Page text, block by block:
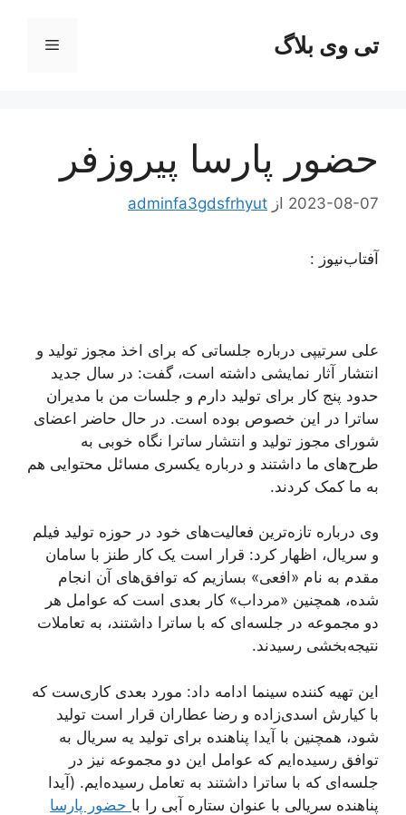
محتواتی وی بلاگ فهرست
حضور پارسا پیروزفر
2023-08-07 از adminfa3gdsfrhyut
آفتاب‌‌نیوز :
علی سرتیپی درباره جلساتی که برای اخذ مجوز تولید و
انتشار آثار نمایشی داشته است، گفت: در سال جدید
حدود پنج کار برای تولید دارم و جلسات من با مدیران
ساترا در این خصوص بوده است. در حال حاضر اعضای
شورای مجوز تولید و انتشار ساترا نگاه خوبی به
طرح‌های ما داشتند و درباره یکسری مسائل محتوایی هم
به ما کمک کردند.
وی درباره تازه‌ترین فعالیت‌های خود در حوزه تولید فیلم
و سریال، اظهار کرد: قرار است یک کار طنز با سامان
مقدم به نام «افعی» بسازیم که توافق‌های آن انجام
شده، همچنین «مرداب» کار بعدی است که عوامل هر
دو مجموعه در جلسه‌ای که با ساترا داشتند، به تعاملات
نتیجه‌بخشی رسیدند.
این تهیه کننده سینما ادامه داد: مورد بعدی کاری‌ست که
با کیارش اسدی‌زاده و رضا عطاران قرار است تولید
شود، همچنین با آیدا پناهنده برای تولید یه سریال به
توافق رسیده‌ایم که عوامل این دو مجموعه نیز در
جلسه‌ای که با ساترا داشتند به تعامل رسیده‌ایم. (آیدا
پناهنده سریالی با عنوان ستاره آبی را با حضور پارسا